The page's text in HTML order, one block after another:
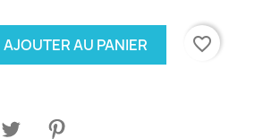
AJOUTER AU PANIER favorite_border